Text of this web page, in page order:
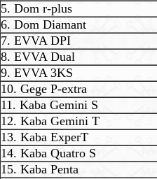
5. Dom r-plus
6. Dom Diamant
7. EVVA DPI
8. EVVA Dual
9. EVVA 3KS
10. Gege P-extra
11. Kaba Gemini S
12. Kaba Gemini T
13. Kaba ExperT
14. Kaba Quatro S
15. Kaba Penta